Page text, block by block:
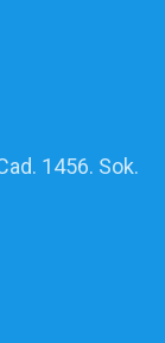
1456. Sok.